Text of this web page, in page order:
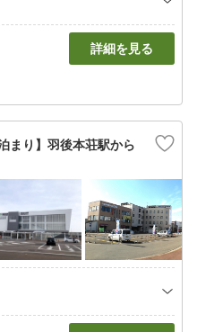
詳細を見る
まり】羽後本荘駅から